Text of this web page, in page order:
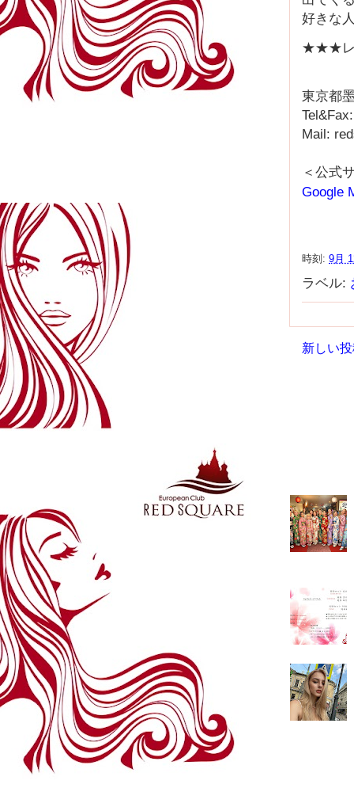
好きな
★★★レ
東京都
Mail:
＜公式
Google
時刻: 9月
ラベル:
新しい